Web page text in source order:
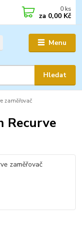
Menu
Hledat
0 ks
za 0,00 Kč
zaměřovač
Recurve